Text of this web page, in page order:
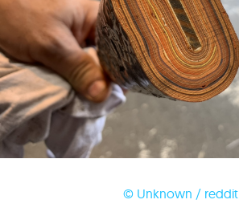
© Unknown / reddit